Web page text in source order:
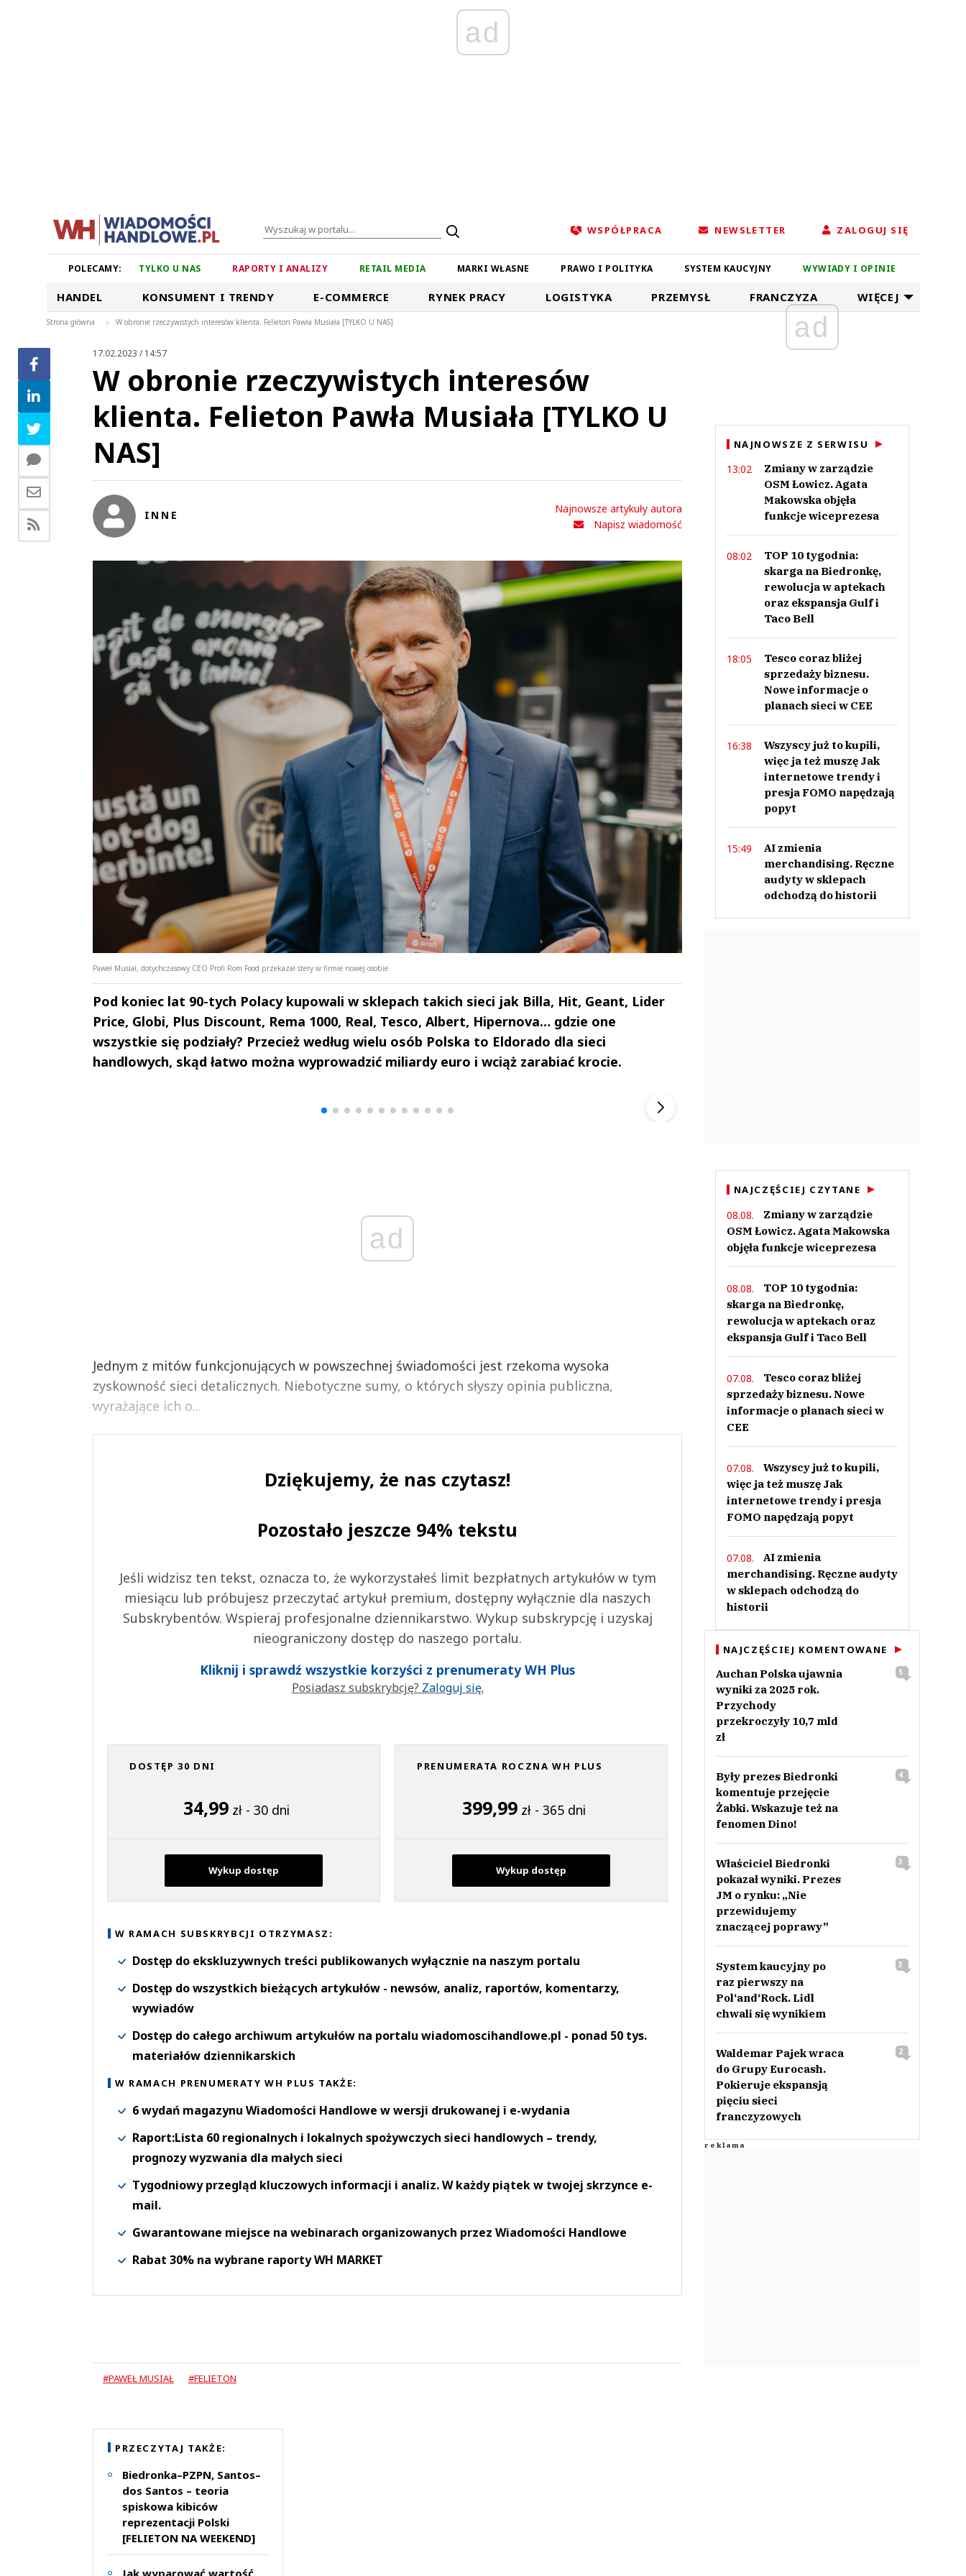
ad
WSPÓŁPRACA NEWSLETTER ZALOGUJ SIĘ
POLECAMY: TYLKO U NAS RAPORTY I ANALIZY RETAIL MEDIA MARKI WŁASNE PRAWO I POLITYKA SYSTEM KAUCYJNY WYWIADY I OPINIE
HANDEL KONSUMENT I TRENDY E-COMMERCE RYNEK PRACY LOGISTYKA PRZEMYSŁ FRANCZYZA WIĘCEJ
Strona główna > W obronie rzeczywistych interesów klienta. Felieton Pawła Musiała [TYLKO U NAS]
17.02.2023 / 14:57
W obronie rzeczywistych interesów
klienta. Felieton Pawła Musiała [TYLKO U
NAS]
INNE
Najnowsze artykuły autora
Napisz wiadomość
Paweł Musiał, dotychczasowy CEO Profi Rom Food przekazał stery w firmie nowej osobie
Pod koniec lat 90-tych Polacy kupowali w sklepach takich sieci jak Billa, Hit, Geant, Lider
Price, Globi, Plus Discount, Rema 1000, Real, Tesco, Albert, Hipernova… gdzie one
wszystkie się podziały? Przecież według wielu osób Polska to Eldorado dla sieci
handlowych, skąd łatwo można wyprowadzić miliardy euro i wciąż zarabiać krocie.
ad
Jednym z mitów funkcjonujących w powszechnej świadomości jest rzekoma wysoka
zyskowność sieci detalicznych. Niebotyczne sumy, o których słyszy opinia publiczna,
wyrażające ich o...
Dziękujemy, że nas czytasz!
Pozostało jeszcze 94% tekstu
Jeśli widzisz ten tekst, oznacza to, że wykorzystałeś limit bezpłatnych artykułów w tym
miesiącu lub próbujesz przeczytać artykuł premium, dostępny wyłącznie dla naszych
Subskrybentów. Wspieraj profesjonalne dziennikarstwo. Wykup subskrypcję i uzyskaj
nieograniczony dostęp do naszego portalu.
Kliknij i sprawdź wszystkie korzyści z prenumeraty WH Plus
Posiadasz subskrybcję? Zaloguj się.
DOSTĘP 30 DNI
34,99 zł - 30 dni
Wykup dostęp
PRENUMERATA ROCZNA WH PLUS
399,99 zł - 365 dni
Wykup dostęp
W RAMACH SUBSKRYBCJI OTRZYMASZ:
Dostęp do ekskluzywnych treści publikowanych wyłącznie na naszym portalu
Dostęp do wszystkich bieżących artykułów - newsów, analiz, raportów, komentarzy,
wywiadów
Dostęp do całego archiwum artykułów na portalu wiadomoscihandlowe.pl - ponad 50 tys.
materiałów dziennikarskich
W RAMACH PRENUMERATY WH PLUS TAKŻE:
6 wydań magazynu Wiadomości Handlowe w wersji drukowanej i e-wydania
Raport:Lista 60 regionalnych i lokalnych spożywczych sieci handlowych – trendy,
prognozy wyzwania dla małych sieci
Tygodniowy przegląd kluczowych informacji i analiz. W każdy piątek w twojej skrzynce e-
mail.
Gwarantowane miejsce na webinarach organizowanych przez Wiadomości Handlowe
Rabat 30% na wybrane raporty WH MARKET
#PAWEŁ MUSIAŁ #FELIETON
PRZECZYTAJ TAKŻE:
Biedronka–PZPN, Santos–
dos Santos – teoria
spiskowa kibiców
reprezentacji Polski
[FELIETON NA WEEKEND]
Jak wyparować wartość
Andrzej i Marta
Marta i Andrzej
ad
NAJNOWSZE Z SERWISU
13:02
Zmiany w zarządzie
OSM Łowicz. Agata
Makowska objęła
funkcje wiceprezesa
08:02
TOP 10 tygodnia:
skarga na Biedronkę,
rewolucja w aptekach
oraz ekspansja Gulf i
Taco Bell
18:05
Tesco coraz bliżej
sprzedaży biznesu.
Nowe informacje o
planach sieci w CEE
16:38
Wszyscy już to kupili,
więc ja też muszę Jak
internetowe trendy i
presja FOMO napędzają
popyt
15:49
AI zmienia
merchandising. Ręczne
audyty w sklepach
odchodzą do historii
NAJCZĘŚCIEJ CZYTANE
08.08.
Zmiany w zarządzie
OSM Łowicz. Agata Makowska
objęła funkcje wiceprezesa
08.08.
TOP 10 tygodnia:
skarga na Biedronkę,
rewolucja w aptekach oraz
ekspansja Gulf i Taco Bell
07.08.
Tesco coraz bliżej
sprzedaży biznesu. Nowe
informacje o planach sieci w
CEE
07.08.
Wszyscy już to kupili,
więc ja też muszę Jak
internetowe trendy i presja
FOMO napędzają popyt
07.08.
AI zmienia
merchandising. Ręczne audyty
w sklepach odchodzą do
historii
NAJCZĘŚCIEJ KOMENTOWANE
Auchan Polska ujawnia
wyniki za 2025 rok.
Przychody
przekroczyły 10,7 mld
zł
5
Były prezes Biedronki
komentuje przejęcie
Żabki. Wskazuje też na
fenomen Dino!
4
Właściciel Biedronki
pokazał wyniki. Prezes
JM o rynku: „Nie
przewidujemy
znaczącej poprawy”
3
System kaucyjny po
raz pierwszy na
Pol‘and‘Rock. Lidl
chwali się wynikiem
3
Waldemar Pajek wraca
do Grupy Eurocash.
Pokieruje ekspansją
pięciu sieci
franczyzowych
2